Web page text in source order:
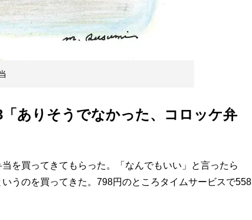
ありそうでなかった、コロッケ弁
買ってきてもらった。「なんでもいい」と言ったら
うのを買ってきた。798円のところタイムサービスで558